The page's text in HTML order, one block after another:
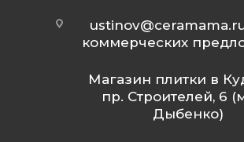
коммерческих
Магазин плитки в
пр. Строителей, 6
Дыбенко)